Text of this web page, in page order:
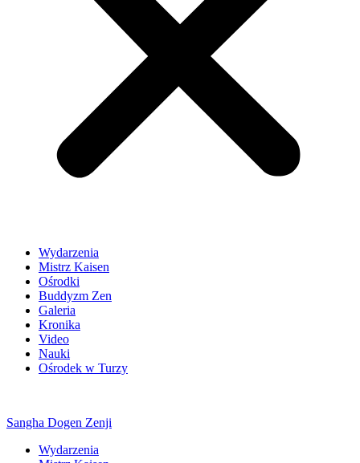
Wydarzenia
Mistrz Kaisen
Ośrodki
Buddyzm Zen
Galeria
Kronika
Video
Nauki
Ośrodek w Turzy
Sangha Dogen Zenji
Wydarzenia